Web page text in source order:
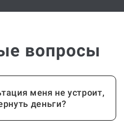
вопросы
меня не устроит,
деньги?